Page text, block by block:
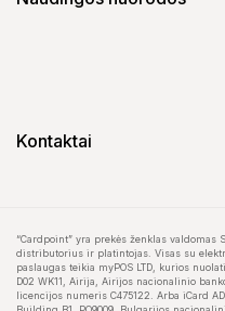
Kontaktai
“Cardpoint” yra prekės ženklas
distributorius ir platintojas. Visas su
paslaugas teikia myPOS LTD, kurios
D02 WK11, Airija, Airijos nacionalinio
licencijos numeris C475122. Arba iCard